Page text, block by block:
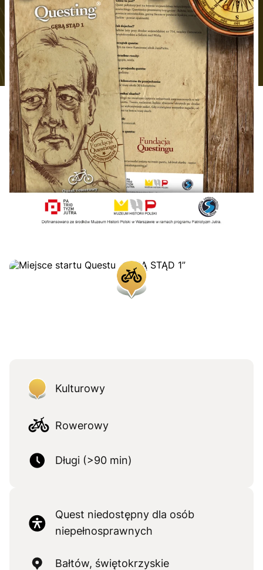
Kulturowy
Rowerowy
Długi (>90 min)
Quest niedostępny dla osób
niepełnosprawnych
Bałtów, świętokrzyskie